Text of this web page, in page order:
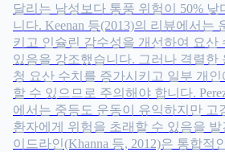
달리는 남성보다 통풍 위험이 50%
니다. Keenan 등(2013)의 리뷰에서는
키고 인슐린 감수성을 개선하여 요산
있음을 강조했습니다. 그러나 격렬한
청 요산 수치를 증가시키고 일부 개
할 수 있으므로 주의해야 합니다.
에서는 중등도 운동이 유익하지만 고
환자에게 위험을 초래할 수 있음을
이드라인(Khanna 등, 2012)은 통합적